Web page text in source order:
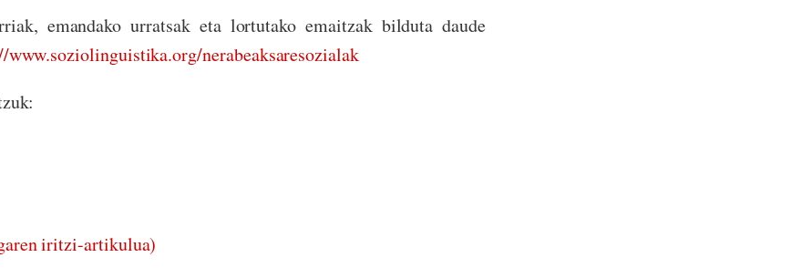
emandako urratsak eta lortutako emaitzak bilduta daude
www.soziolinguistika.org/nerabeaksaresozialak
iritzi-artikulua)